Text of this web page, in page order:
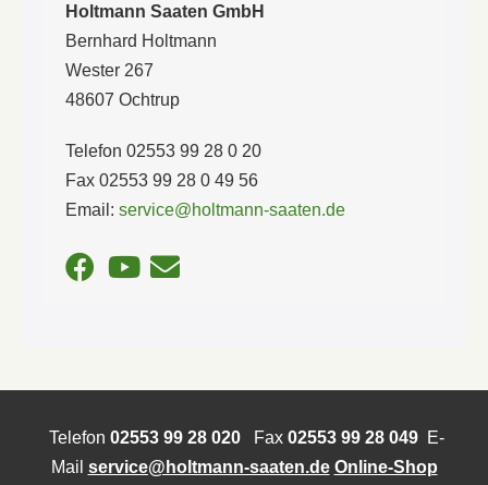
Holtmann Saaten GmbH
Bernhard Holtmann
Wester 267
48607 Ochtrup
Telefon 02553 99 28 0 20
Fax 02553 99 28 0 49 56
Email: service@holtmann-saaten.de
Telefon 02553 99 28 020Fax 02553 99 28 049E-
Mail service@holtmann-saaten.de Online-Shop